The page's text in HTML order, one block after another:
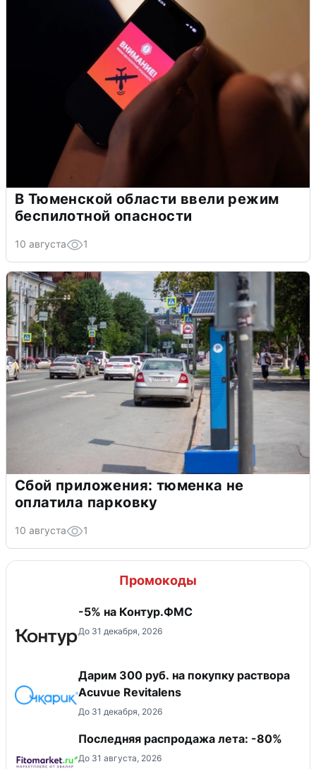
В Тюменской области ввели режим
беспилотной опасности
10 августа 1
Сбой приложения: тюменка не
оплатила парковку
10 августа 1
Промокоды
-5% на Контур.ФМС
До 31 декабря, 2026
Дарим 300 руб. на покупку раствора
Acuvue Revitalens
До 31 декабря, 2026
Последняя распродажа лета: -80%
До 31 августа, 2026